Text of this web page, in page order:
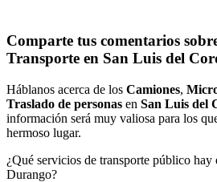
Comparte tus comentarios
Transporte en San Luis del
Háblanos acerca de los Camiones,
Traslado de personas en San Luis del
información será muy valiosa para los
hermoso lugar.
¿Qué servicios de transporte público
Durango?